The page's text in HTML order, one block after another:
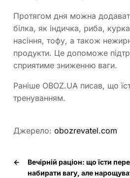
Протягом дня можна
білка, як індичка, риба,
насіння, тофу, а також
продукти. Це допоможе
сприятиме зниженню ваги.
Раніше OBOZ.UA писав, що
тренуванням.
Джерело: obozrevatel.com
←
Вечірній раціон: що їсти
набирати вагу, але